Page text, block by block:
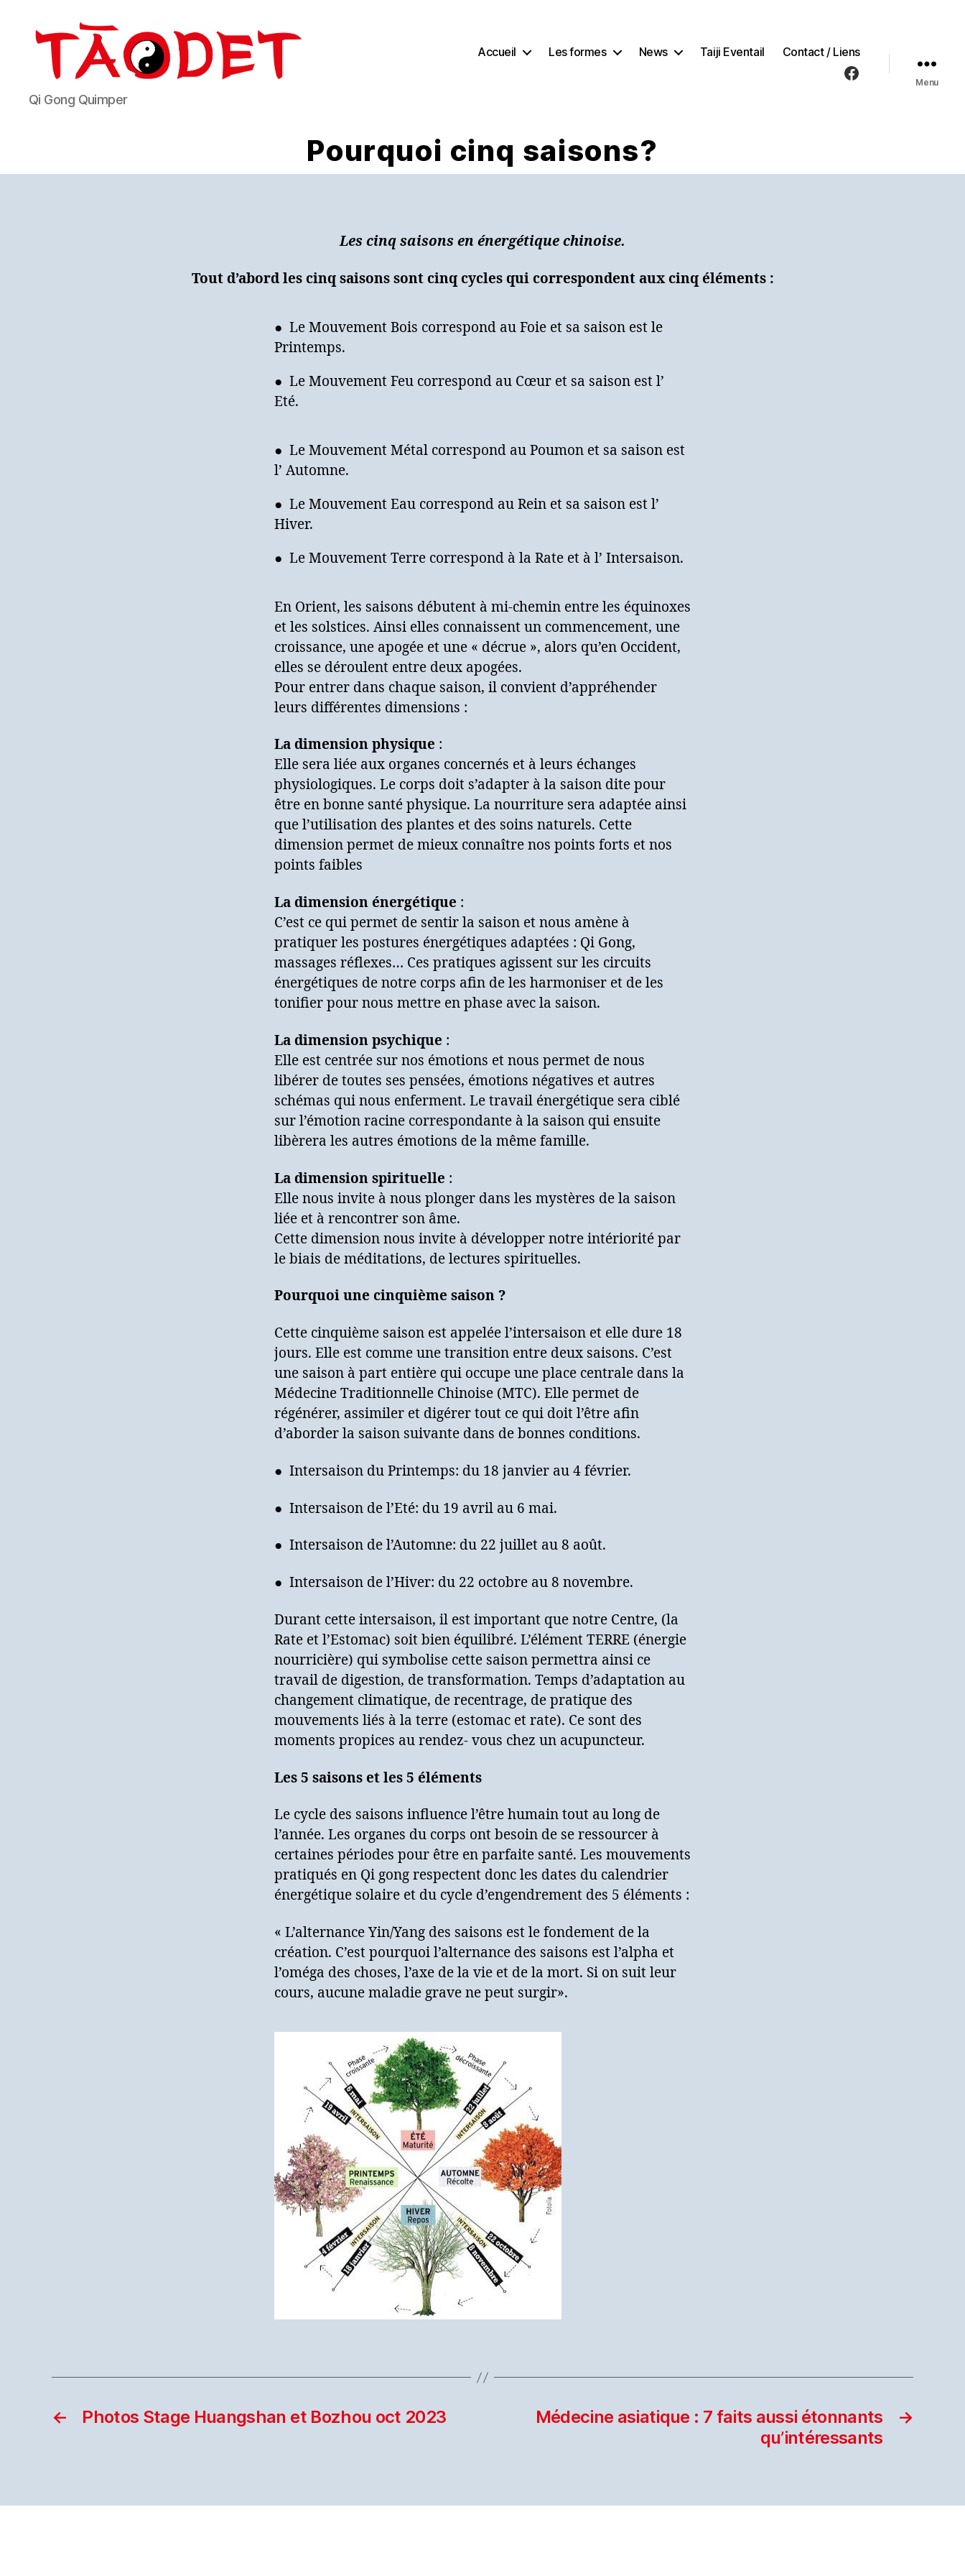
Taodet
Qi Gong Quimper
Accueil Les formes News Taiji Eventail
Contact / Liens
Facebook
Menu
Pourquoi cinq saisons?
Les cinq saisons en énergétique chinoise.
Tout d’abord les cinq saisons sont cinq cycles qui correspondent aux cinq éléments :
● Le Mouvement Bois correspond au Foie et sa saison est le
Printemps.
● Le Mouvement Feu correspond au Cœur et sa saison est l’
Eté.
● Le Mouvement Métal correspond au Poumon et sa saison est
l’ Automne.
● Le Mouvement Eau correspond au Rein et sa saison est l’
Hiver.
● Le Mouvement Terre correspond à la Rate et à l’ Intersaison.
En Orient, les saisons débutent à mi-chemin entre les équinoxes
et les solstices. Ainsi elles connaissent un commencement, une
croissance, une apogée et une « décrue », alors qu’en Occident,
elles se déroulent entre deux apogées.
Pour entrer dans chaque saison, il convient d’appréhender
leurs différentes dimensions :
La dimension physique :
Elle sera liée aux organes concernés et à leurs échanges
physiologiques. Le corps doit s’adapter à la saison dite pour
être en bonne santé physique. La nourriture sera adaptée ainsi
que l’utilisation des plantes et des soins naturels. Cette
dimension permet de mieux connaître nos points forts et nos
points faibles
La dimension énergétique :
C’est ce qui permet de sentir la saison et nous amène à
pratiquer les postures énergétiques adaptées : Qi Gong,
massages réflexes… Ces pratiques agissent sur les circuits
énergétiques de notre corps afin de les harmoniser et de les
tonifier pour nous mettre en phase avec la saison.
La dimension psychique :
Elle est centrée sur nos émotions et nous permet de nous
libérer de toutes ses pensées, émotions négatives et autres
schémas qui nous enferment. Le travail énergétique sera ciblé
sur l’émotion racine correspondante à la saison qui ensuite
libèrera les autres émotions de la même famille.
La dimension spirituelle :
Elle nous invite à nous plonger dans les mystères de la saison
liée et à rencontrer son âme.
Cette dimension nous invite à développer notre intériorité par
le biais de méditations, de lectures spirituelles.
Pourquoi une cinquième saison ?
Cette cinquième saison est appelée l’intersaison et elle dure 18
jours. Elle est comme une transition entre deux saisons. C’est
une saison à part entière qui occupe une place centrale dans la
Médecine Traditionnelle Chinoise (MTC). Elle permet de
régénérer, assimiler et digérer tout ce qui doit l’être afin
d’aborder la saison suivante dans de bonnes conditions.
● Intersaison du Printemps: du 18 janvier au 4 février.
● Intersaison de l’Eté: du 19 avril au 6 mai.
● Intersaison de l’Automne: du 22 juillet au 8 août.
● Intersaison de l’Hiver: du 22 octobre au 8 novembre.
Durant cette intersaison, il est important que notre Centre, (la
Rate et l’Estomac) soit bien équilibré. L’élément TERRE (énergie
nourricière) qui symbolise cette saison permettra ainsi ce
travail de digestion, de transformation. Temps d’adaptation au
changement climatique, de recentrage, de pratique des
mouvements liés à la terre (estomac et rate). Ce sont des
moments propices au rendez- vous chez un acupuncteur.
Les 5 saisons et les 5 éléments
Le cycle des saisons influence l’être humain tout au long de
l’année. Les organes du corps ont besoin de se ressourcer à
certaines périodes pour être en parfaite santé. Les mouvements
pratiqués en Qi gong respectent donc les dates du calendrier
énergétique solaire et du cycle d’engendrement des 5 éléments :
« L’alternance Yin/Yang des saisons est le fondement de la
création. C’est pourquoi l’alternance des saisons est l’alpha et
l’oméga des choses, l’axe de la vie et de la mort. Si on suit leur
cours, aucune maladie grave ne peut surgir».
← Photos Stage Huangshan et Bozhou oct 2023 →
Médecine asiatique : 7 faits aussi étonnants
qu’intéressants